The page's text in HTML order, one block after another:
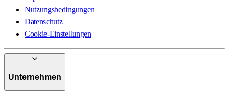
Nutzungsbedingungen
Datenschutz
Cookie-Einstellungen
Unternehmen